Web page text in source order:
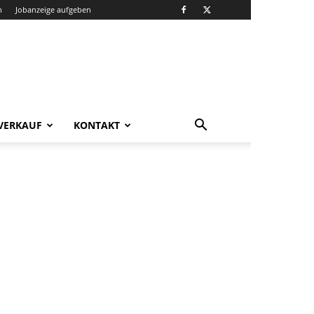
Jobanzeige aufgeben
KONTAKT